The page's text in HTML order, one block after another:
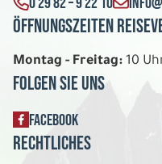
Hotels der 3
Belegung: 1
REISE
Öffnungszeiten
Montag - Freitag: 10
Folgen Sie uns
FACEBOOK
Rechtliches